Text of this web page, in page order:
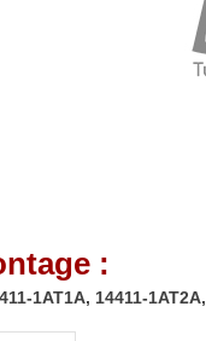
:
1AT1A, 14411-